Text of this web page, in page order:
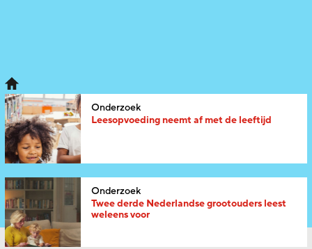
Onderzoek
Leesopvoeding neemt af met de leeftijd
Onderzoek
Twee derde Nederlandse grootouders leest
weleens voor